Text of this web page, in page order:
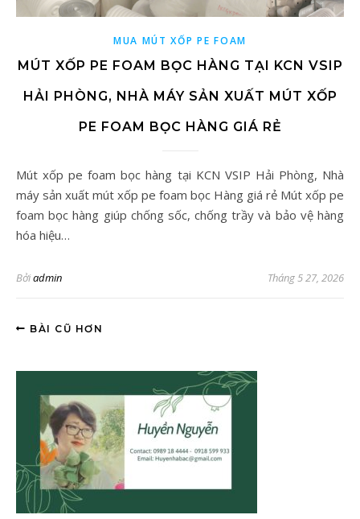
MUA MÚT XỐP PE FOAM
MÚT XỐP PE FOAM BỌC HÀNG TẠI KCN VSIP
HẢI PHÒNG, NHÀ MÁY SẢN XUẤT MÚT XỐP
PE FOAM BỌC HÀNG GIÁ RẺ
Mút xốp pe foam bọc hàng tại KCN VSIP Hải Phòng, Nhà
máy sản xuất mút xốp pe foam bọc Hàng giá rẻ Mút xốp pe
foam bọc hàng giúp chống sốc, chống trầy và bảo vệ hàng
hóa hiệu…
Bởiadmin Tháng 5 27, 2026
BÀI CŨ HƠN